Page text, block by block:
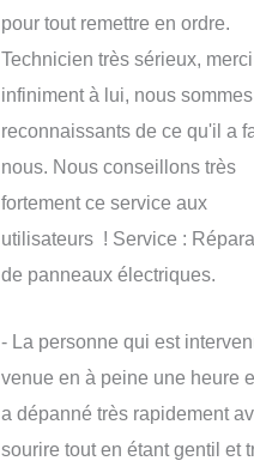
pour tout remettre en ordre.
Technicien très sérieux, merci
infiniment à lui, nous
reconnaissants de ce qu'il a
nous. Nous conseillons très
fortement ce service aux
utilisateurs ! Service :
de panneaux électriques.
- La personne qui est
venue en à peine une heure
a dépanné très rapidement
sourire tout en étant gentil et